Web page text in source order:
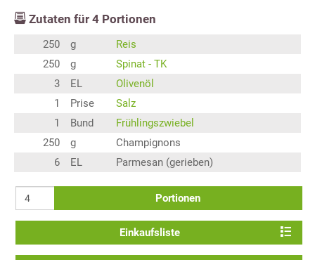
Zutaten für 4 Portionen
250 g
Reis
250
g
Spinat - TK
3
EL
Olivenöl
1
Prise
Salz
1
Bund
Frühlingszwiebel
250
g
Champignons
6
EL Parmesan (gerieben)
Portionen
Einkaufsliste